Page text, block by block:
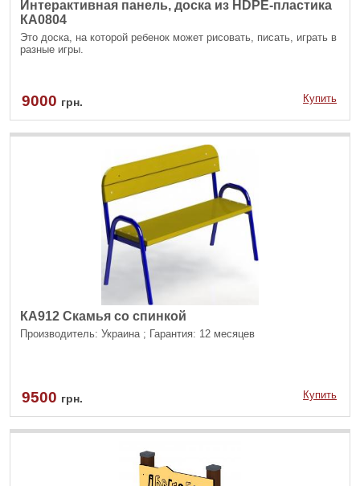
Интерактивная панель, доска из HDPE-пластика
КА0804
Это доска, на которой ребенок может рисовать, писать, играть в
разные игры.
9000 грн. Купить
КА912 Скамья со спинкой
Производитель: Украина ; Гарантия: 12 месяцев
9500 грн. Купить